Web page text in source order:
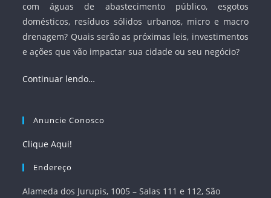
com águas de abastecimento público, esgotos
domésticos, resíduos sólidos urbanos, micro e macro
drenagem? Quais serão as próximas leis, investimentos
e ações que vão impactar sua cidade ou seu negócio?
Continuar lendo…
Anuncie Conosco
Clique Aqui!
Endereço
Alameda dos Jurupis, 1005 – Salas 111 e 112, São